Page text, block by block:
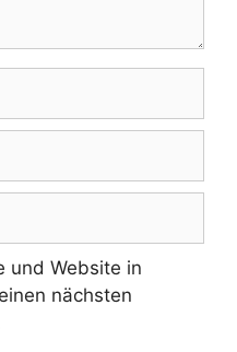
und Website in
nächsten